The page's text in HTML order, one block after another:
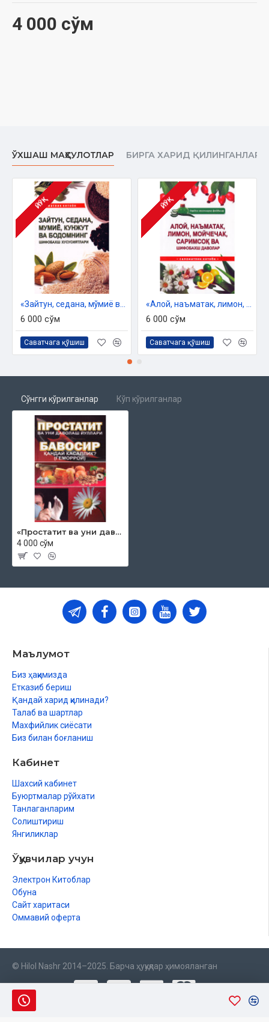
4 000 сўм
ЎХШАШ МАҲСУЛОТЛАР БИРГА ХАРИД ҚИЛИНГАНЛАР
ЙЎҚ
6 000 сўм
Саватчага қўшиш
ЙЎҚ
6 000 сўм
Саватчага қўшиш
Сўнгги кўрилганлар Кўп кўрилганлар
«Простатит ва уни даволаш йуллари»
4 000 сўм
Маълумот
Биз ҳақимизда
Етказиб бериш
Қандай харид қилинади?
Талаб ва шартлар
Махфийлик сиёсати
Биз билан боғланиш
Кабинет
Шахсий кабинет
Буюртмалар рўйхати
Танлаганларим
Солиштириш
Янгиликлар
Ўқувчилар учун
Электрон Китоблар
Обуна
Сайт харитаси
Оммавий оферта
© Hilol Nashr 2014–2025. Барча ҳуқуқлар ҳимояланган